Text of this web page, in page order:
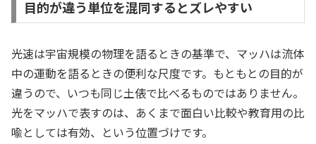
目的が違う単位を混同するとズレやすい
光速は宇宙規模の物理を語るときの基準で、マッハは流体
中の運動を語るときの便利な尺度です。もともとの目的が
違うので、いつも同じ土俵で比べるものではありません。
光をマッハで表すのは、あくまで面白い比較や教育用の比
喩としては有効、という位置づけです。